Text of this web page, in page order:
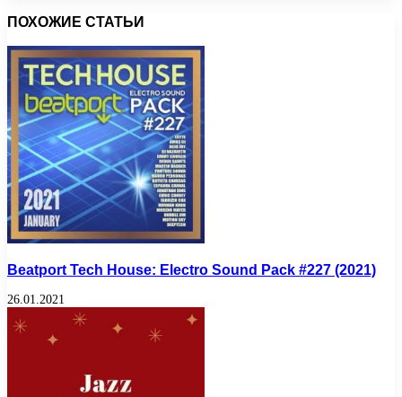
ПОХОЖИЕ СТАТЬИ
Beatport Tech House: Electro Sound Pack #227 (2021)
26.01.2021